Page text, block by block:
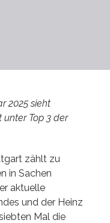
2025 sieht
Top 3 der
zählt zu
in Sachen
aktuelle
und der Heinz
Mal die